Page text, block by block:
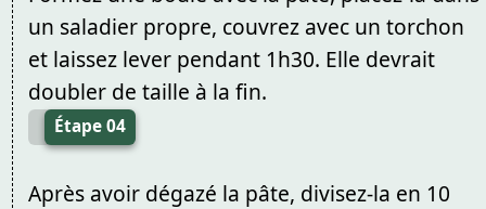
un saladier propre, couvrez avec un torchon
et laissez lever pendant 1h30. Elle devrait
doubler de taille à la fin.
Étape 04
Après avoir dégazé la pâte, divisez-la en 10